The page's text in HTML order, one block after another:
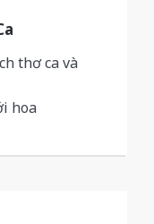
thơ ca và
hoa